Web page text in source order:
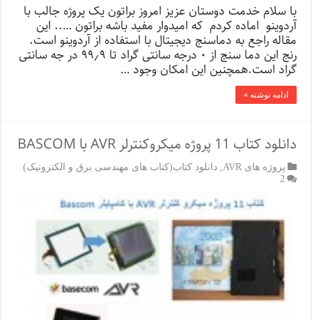
با سلام خدمت دوستان عزیز امروز براتون یک پروژه جالب با
آردوینو اماده کردم که امیدوار مفید باشه براتون ….. این
مقاله راجع به دماسنج دیجیتال با استفاده از آردوینو است.
رنج این دما سنج از ۰ درجه سانتی گراد تا ۹۹٫۹ در جه سانتی
گراد است.همچنین این امکان وجود …
ادامه نوشته »
دانلود کتاب 11 پروژه میکروکنترلر AVR با BASCOM
پروژه های AVR ,دانلود کتاب(کتاب های مهندسی برق و الکترونیک)
2